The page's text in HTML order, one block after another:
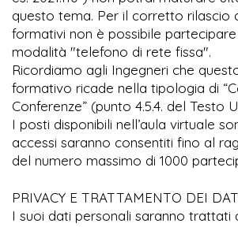
questo tema. Per il corretto rilascio
formativi non è possibile partecipare
modalità "telefono di rete fissa".
Ricordiamo agli Ingegneri che
formativo ricade nella tipologia di
Conferenze” (punto 4.5.4. del Testo
I posti disponibili nell’aula virtuale
accessi saranno consentiti fino al
del numero massimo di 1000
PRIVACY E TRATTAMENTO DEI
I suoi dati personali saranno trattati